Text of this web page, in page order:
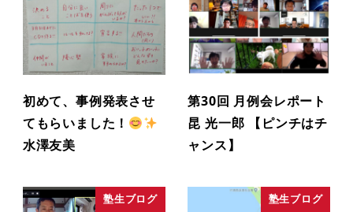
初めて、事例発表させ
てもらいました！
水澤友美
第30回 月例会レポート
昆 光一郎 【ピンチはチ
ャンス】
塾生ブログ 塾生ブログ